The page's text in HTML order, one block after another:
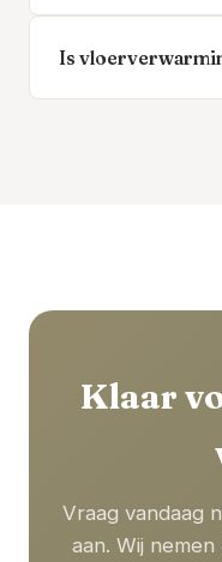
Is
Klaar
Vraag vandaag
aan. Wij